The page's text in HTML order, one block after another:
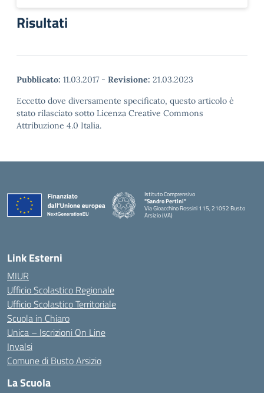
Risultati
Pubblicato: 11.03.2017 - Revisione: 21.03.2023
Eccetto dove diversamente specificato, questo articolo è
stato rilasciato sotto Licenza Creative Commons
Attribuzione 4.0 Italia.
Istituto Comprensivo
"Sandro Pertini"
Via Gioacchino Rossini 115, 21052 Busto
Arsizio (VA)
Link Esterni
MIUR
Ufficio Scolastico Regionale
Ufficio Scolastico Territoriale
Scuola in Chiaro
Unica – Iscrizioni On Line
Invalsi
Comune di Busto Arsizio
La Scuola